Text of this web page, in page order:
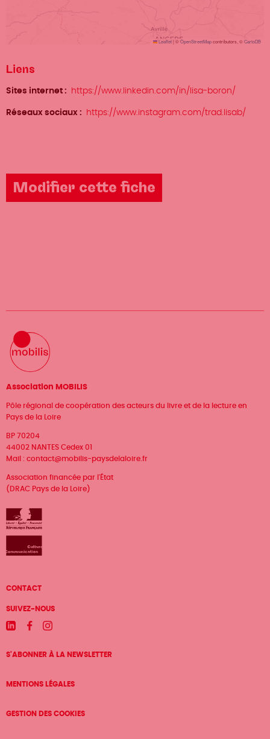
Leaflet|©OpenStreetMapcontributors, ©CartoDB
Liens
Sites internet https://www.linkedin.com/in/lisa-boron/
Réseaux sociaux https://www.instagram.com/trad.lisab/
Modifier cette fiche
Association MOBILIS
Pôle régional de coopération des acteurs du livre et de la lecture en
Pays de la Loire
BP 70204
44002 NANTES Cedex 01
Mail : contact@mobilis-paysdelaloire.fr
Association financée par l'État
(DRAC Pays de la Loire)
Menu
Pied
de
page
CONTACT
SUIVEZ-NOUS
LinkedinFacebookInstagram
S'ABONNER À LA NEWSLETTER
MENTIONS LÉGALES
GESTION DES COOKIES